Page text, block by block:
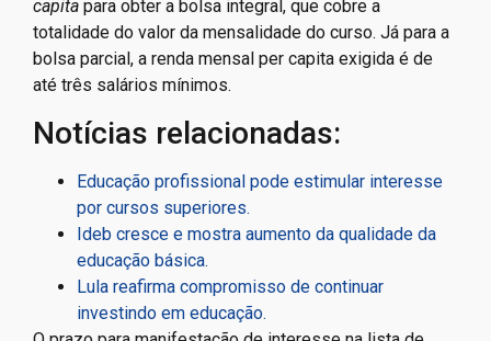
capita para obter a bolsa integral, que cobre a
totalidade do valor da mensalidade do curso. Já para a
bolsa parcial, a renda mensal per capita exigida é de
até três salários mínimos.
Notícias relacionadas:
Educação profissional pode estimular interesse
por cursos superiores.
Ideb cresce e mostra aumento da qualidade da
educação básica.
Lula reafirma compromisso de continuar
investindo em educação.